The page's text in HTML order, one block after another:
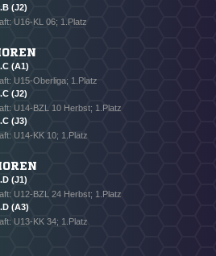
(J2)
U16-KL 06; 1.Platz
(A1)
U15-Oberliga; 1.Platz
(J2)
U14-BZL 10 Herbst; 1.Platz
(J3)
U14-KK 10; 1.Platz
(J1)
U12-BZL 24 Herbst; 1.Platz
(A3)
U13-KK 34; 1.Platz